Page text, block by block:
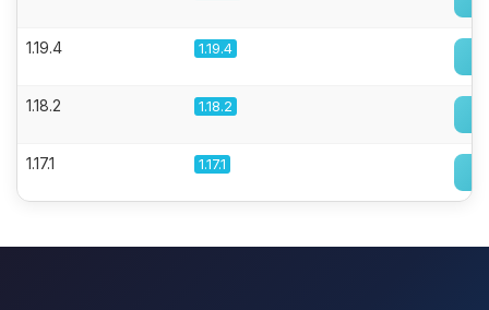
1.19.4 1.19.4
1.18.2 1.18.2
1.17.1 1.17.1